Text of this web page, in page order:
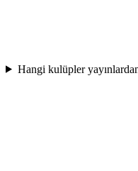
Hangi kulüpler